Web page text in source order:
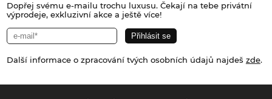
Dopřej svému e-mailu trochu luxusu. Čekají na tebe privátní
výprodeje, exkluzivní akce a ještě více!
Další informace o zpracování tvých osobních údajů najdeš zde.